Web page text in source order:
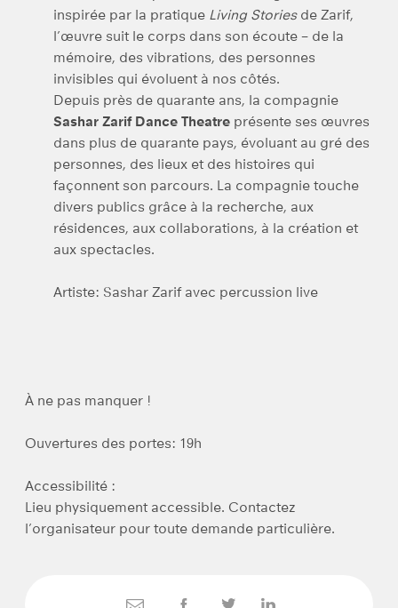
inspirée par la pratique Living Storiesde Zarif,
l’œuvre suit le corps dans son écoute – de la
mémoire, des vibrations, des personnes
invisibles qui évoluent à nos côtés.
Depuis près de quarante ans, la compagnie
Sashar Zarif Dance Theatre présente ses œuvres
dans plus de quarante pays, évoluant au gré des
personnes, des lieux et des histoires qui
façonnent son parcours. La compagnie touche
divers publics grâce à la recherche, aux
résidences, aux collaborations, à la création et
aux spectacles.
Artiste: Sashar Zarif avec percussion live
À ne pas manquer !
Ouvertures des portes: 19h
Accessibilité :
Lieu physiquement accessible. Contactez
l’organisateur pour toute demande particulière.